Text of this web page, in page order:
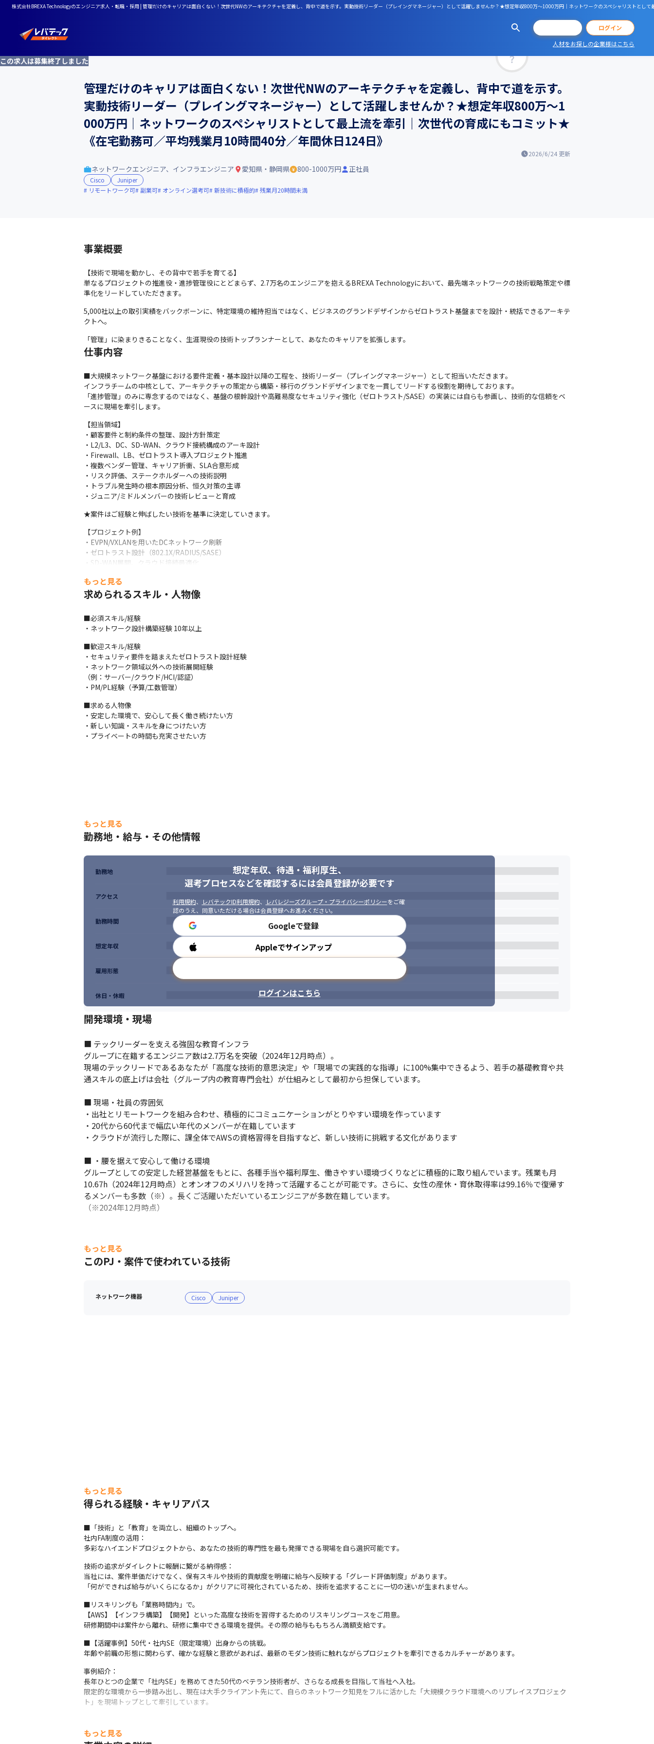
株式会社BREXA Technologyのエンジニア求人・転職・採用 | 管理だけのキャリアは面白くない！次世代NWのアーキテクチャを定義し、背中で道を示す。実動技術リーダー（プレイングマネージャー）として活躍しませんか？★想定年収800万〜1000万円｜ネットワークのスペシャリストと
ログイン
人材をお探しの企業様はこちら
この求人は募集終了しました
管理だけのキャリアは面白くない！次世代NWのアーキテクチャを定義し、背中で道を示す。
実動技術リーダー（プレイングマネージャー）として活躍しませんか？★想定年収800万〜1
000万円｜ネットワークのスペシャリストとして最上流を牽引｜次世代の育成にもコミット★
《在宅勤務可／平均残業月10時間40分／年間休日124日》
2026/6/24 更新
ネットワークエンジニア、インフラエンジニア 愛知県・静岡県 800-1000万円 正社員
Cisco
Juniper
リモートワーク可
副業可 オンライン選考可 新技術に積極的 残業月20時間未満
事業概要
【技術で現場を動かし、その背中で若手を育てる】
単なるプロジェクトの推進役・進捗管理役にとどまらず、2.7万名のエンジニアを抱えるBREXA Technologyにおいて、最先端ネットワークの技術戦略策定や標
準化をリードしていただきます。
5,000社以上の取引実績をバックボーンに、特定環境の維持担当ではなく、ビジネスのグランドデザインからゼロトラスト基盤までを設計・統括できるアーキテ
クトへ。
「管理」に染まりきることなく、生涯現役の技術トップランナーとして、あなたのキャリアを拡張します。
仕事内容
■大規模ネットワーク基盤における要件定義・基本設計以降の工程を、技術リーダー（プレイングマネージャー）として担当いただきます。
インフラチームの中核として、アーキテクチャの策定から構築・移行のグランドデザインまでを一貫してリードする役割を期待しております。
「進捗管理」のみに専念するのではなく、基盤の根幹設計や高難易度なセキュリティ強化（ゼロトラスト/SASE）の実装には自らも参画し、技術的な信頼をベ
ースに現場を牽引します。
【担当領域】
・顧客要件と制約条件の整理、設計方針策定
・L2/L3、DC、SD-WAN、クラウド接続構成のアーキ設計
・Firewall、LB、ゼロトラスト導入プロジェクト推進
・複数ベンダー管理、キャリア折衝、SLA合意形成
・リスク評価、ステークホルダーへの技術説明
・トラブル発生時の根本原因分析、恒久対策の主導
・ジュニア/ミドルメンバーの技術レビューと育成
★案件はご経験と伸ばしたい技術を基準に決定していきます。
【プロジェクト例】
・EVPN/VXLANを用いたDCネットワーク刷新
・ゼロトラスト設計（802.1X/RADIUS/SASE）
・SD-WAN展開、クラウド接続最適化
・障害常習環境の根本的再構築（可用性改善）
【育成と評価の仕組み】
・資格取得支援制度…受験費用負担、祝い金あり
・案件単価だけでなく、スキルも評価。
そのため、スキルアップが直接報酬に結びつくやりがいがあります。
【技術スタック例】
・NW: Cisco Juniper Aruba L2 L3設計、FW ACL、LB
・プロトコル: OSPF BGP VLAN VRRP LACP
・セキュリティ: RADIUS NAC 802.1X
・監視運用: SNMP Syslog フロー解析
・自動化: Ansible Python
・仮想/クラウド接続: VMware AWS連携など
もっと見る
求められるスキル・人物像
■必須スキル/経験
・ネットワーク設計構築経験 10年以上
■歓迎スキル/経験
・セキュリティ要件を踏まえたゼロトラスト設計経験
・ネットワーク領域以外への技術展開経験
（例：サーバー/クラウド/HCI/認証）
・PM/PL経験（予算/工数管理）
■求める人物像
・安定した環境で、安心して長く働き続けたい方
・新しい知識・スキルを身につけたい方
・プライベートの時間も充実させたい方
もっと見る
勤務地・給与・その他情報
想定年収、待遇・福利厚生、
選考プロセスなどを確認するには会員登録が必要です
利用規約、 レバテックID利用規約、 レバレジーズグループ・プライバシーポリシーをご確
認のうえ、同意いただける場合は会員登録へお進みください。
Googleで登録
Appleでサインアップ
ログインはこちら
勤務地
アクセス
勤務時間
想定年収
雇用形態
休日・休暇
開発環境・現場
■ テックリーダーを支える強固な教育インフラ
グループに在籍するエンジニア数は2.7万名を突破（2024年12月時点）。
現場のテックリードであるあなたが「高度な技術的意思決定」や「現場での実践的な指導」に100%集中できるよう、若手の基礎教育や共
通スキルの底上げは会社（グループ内の教育専門会社）が仕組みとして最初から担保しています。
■ 現場・社員の雰囲気
・出社とリモートワークを組み合わせ、積極的にコミュニケーションがとりやすい環境を作っています
・20代から60代まで幅広い年代のメンバーが在籍しています
・クラウドが流行した際に、課全体でAWSの資格習得を目指すなど、新しい技術に挑戦する文化があります
■ ・腰を据えて安心して働ける環境
グループとしての安定した経営基盤をもとに、各種手当や福利厚生、働きやすい環境づくりなどに積極的に取り組んでいます。残業も月
10.67h（2024年12月時点）とオンオフのメリハリを持って活躍することが可能です。さらに、女性の産休・育休取得率は99.16％で復帰す
るメンバーも多数（※）。長くご活躍いただいているエンジニアが多数在籍しています。
（※2024年12月時点）
もっと見る
このPJ・案件で使われている技術
ネットワーク機器 Cisco Juniper
もっと見る
得られる経験・キャリアパス
■「技術」と「教育」を両立し、組織のトップへ。
社内FA制度の活用：
多彩なハイエンドプロジェクトから、あなたの技術的専門性を最も発揮できる現場を自ら選択可能です。
技術の追求がダイレクトに報酬に繋がる納得感：
当社には、案件単価だけでなく、保有スキルや技術的貢献度を明確に給与へ反映する「グレード評価制度」があります。
「何ができれば給与がいくらになるか」がクリアに可視化されているため、技術を追求することに一切の迷いが生まれません。
■リスキリングも「業務時間内」で。
【AWS】【インフラ構築】【開発】といった高度な技術を習得するためのリスキリングコースをご用意。
研修期間中は案件から離れ、研修に集中できる環境を提供。その際の給与ももちろん満額支給です。
■【活躍事例】50代・社内SE（限定環境）出身からの挑戦。
年齢や前職の形態に関わらず、確かな経験と意欲があれば、最新のモダン技術に触れながらプロジェクトを牽引できるカルチャーがあります。
事例紹介：
長年ひとつの企業で「社内SE」を務めてきた50代のベテラン技術者が、さらなる成長を目指して当社へ入社。
限定的な環境から一歩踏み出し、現在は大手クライアント先にて、自らのネットワーク知見をフルに活かした「大規模クラウド環境へのリプレイスプロジェク
ト」を現場トップとして牽引しています。
もっと見る